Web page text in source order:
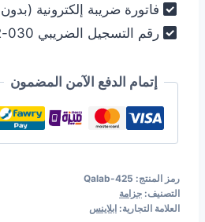
فاتورة ضريبة إلكترونية
رقم التسجيل الضريبي 030-012-250 .
إتمام الدفع الآمن المضمون
رمز المنتج: Qalab-425
التصنيف: جزامة
العلامة التجارية: ابلاينس